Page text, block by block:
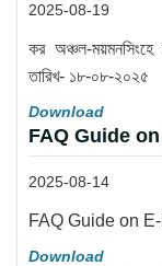
2025-08-19
কর অঞ্চল-
তারিখ- ১৮-০৮-২০২৫
Download
FAQ Guide
2025-08-14
FAQ Guide on
Download